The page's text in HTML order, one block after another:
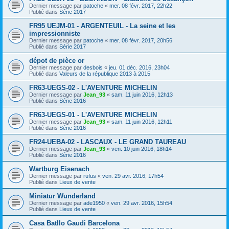
Dernier message par patoche « mer. 08 févr. 2017, 22h22
Publié dans Série 2017
FR95 UEJM-01 - ARGENTEUIL - La seine et les
impressionniste
Dernier message par patoche « mer. 08 févr. 2017, 20h56
Publié dans Série 2017
dépot de pièce or
Dernier message par desbois « jeu. 01 déc. 2016, 23h04
Publié dans Valeurs de la république 2013 à 2015
FR63-UEGS-02 - L'AVENTURE MICHELIN
Dernier message par Jean_93 « sam. 11 juin 2016, 12h13
Publié dans Série 2016
FR63-UEGS-01 - L'AVENTURE MICHELIN
Dernier message par Jean_93 « sam. 11 juin 2016, 12h11
Publié dans Série 2016
FR24-UEBA-02 - LASCAUX - LE GRAND TAUREAU
Dernier message par Jean_93 « ven. 10 juin 2016, 18h14
Publié dans Série 2016
Wartburg Eisenach
Dernier message par rufus « ven. 29 avr. 2016, 17h54
Publié dans Lieux de vente
Miniatur Wunderland
Dernier message par ade1950 « ven. 29 avr. 2016, 15h54
Publié dans Lieux de vente
Casa Batllo Gaudi Barcelona